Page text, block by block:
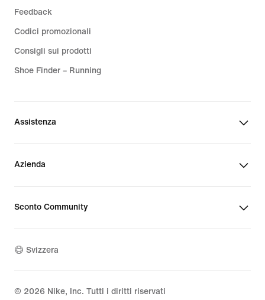
Feedback
Codici promozionali
Consigli sui prodotti
Shoe Finder – Running
Assistenza
Azienda
Sconto Community
Svizzera
© 2026 Nike, Inc. Tutti i diritti riservati